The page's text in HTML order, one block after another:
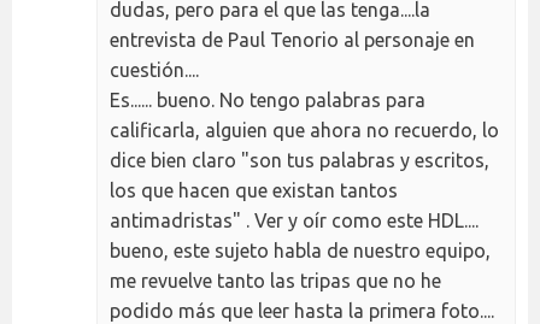
dudas, pero para el que las tenga....la
entrevista de Paul Tenorio al personaje en
cuestión....
Es...... bueno. No tengo palabras para
calificarla, alguien que ahora no recuerdo, lo
dice bien claro "son tus palabras y escritos,
los que hacen que existan tantos
antimadristas" . Ver y oír como este HDL....
bueno, este sujeto habla de nuestro equipo,
me revuelve tanto las tripas que no he
podido más que leer hasta la primera foto....